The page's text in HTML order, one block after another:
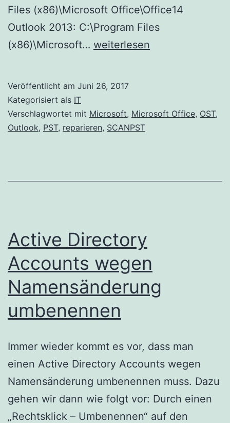
Files (x86)\Microsoft Office\Office14
Outlook 2013: C:\Program Files
(x86)\Microsoft… Outlook-
OST
reparieren
weiterlesen
Veröffentlicht am Juni 26, 2017
Kategorisiert als IT
Verschlagwortet mit Microsoft, Microsoft Office, OST,
Outlook, PST, reparieren, SCANPST
Active Directory
Accounts wegen
Namensänderung
umbenennen
Immer wieder kommt es vor, dass man
einen Active Directory Accounts wegen
Namensänderung umbenennen muss. Dazu
gehen wir dann wie folgt vor: Durch einen
„Rechtsklick – Umbenennen“ auf den